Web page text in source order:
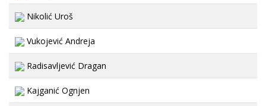
Nikolić Uroš
Vukojević Andreja
Radisavljević Dragan
Kajganić Ognjen